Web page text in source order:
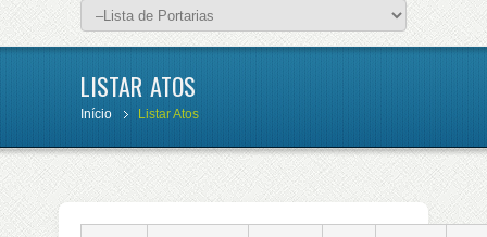
LISTAR ATOS
Início Listar Atos